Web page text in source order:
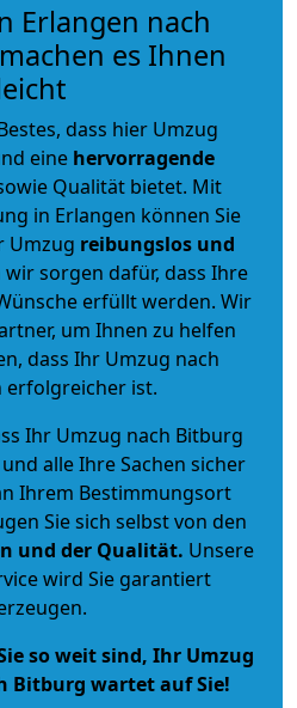
Erlangen nach
es Ihnen
dass hier Umzug
eine hervorragende
Qualität bietet. Mit
in Erlangen können Sie
Umzug reibungslos und
sorgen dafür, dass Ihre
erfüllt werden. Wir
um Ihnen zu helfen
dass Ihr Umzug nach
erfolgreicher ist.
Ihr Umzug nach Bitburg
alle Ihre Sachen sicher
Ihrem Bestimmungsort
Sie sich selbst von den
und der Qualität. Unsere
wird Sie garantiert
so weit sind, Ihr Umzug
Bitburg wartet auf Sie!